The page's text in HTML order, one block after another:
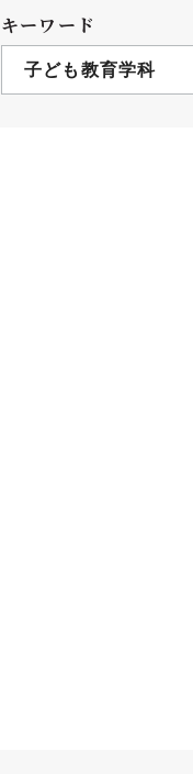
キーワード
子ども教育学科